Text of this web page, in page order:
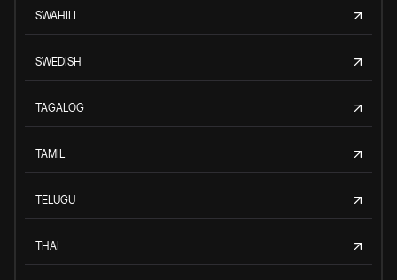
SWAHILI
SWEDISH
TAGALOG
TAMIL
TELUGU
THAI